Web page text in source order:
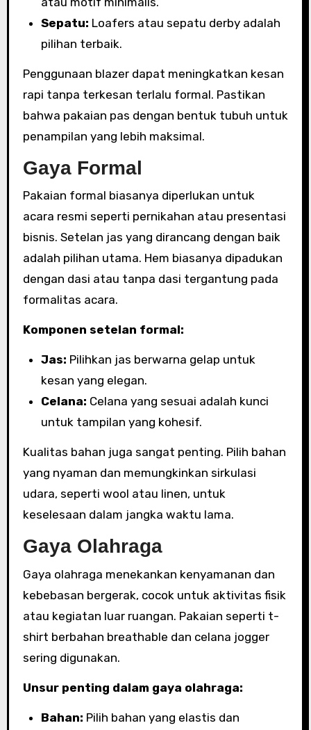
Sepatu: Loafers atau sepatu derby adalah
pilihan terbaik.
Penggunaan blazer dapat meningkatkan kesan
rapi tanpa terkesan terlalu formal. Pastikan
bahwa pakaian pas dengan bentuk tubuh untuk
penampilan yang lebih maksimal.
Gaya Formal
Pakaian formal biasanya diperlukan untuk
acara resmi seperti pernikahan atau presentasi
bisnis. Setelan jas yang dirancang dengan baik
adalah pilihan utama. Hem biasanya dipadukan
dengan dasi atau tanpa dasi tergantung pada
formalitas acara.
Komponen setelan formal:
Jas: Pilihkan jas berwarna gelap untuk
kesan yang elegan.
Celana: Celana yang sesuai adalah kunci
untuk tampilan yang kohesif.
Kualitas bahan juga sangat penting. Pilih bahan
yang nyaman dan memungkinkan sirkulasi
udara, seperti wool atau linen, untuk
keselesaan dalam jangka waktu lama.
Gaya Olahraga
Gaya olahraga menekankan kenyamanan dan
kebebasan bergerak, cocok untuk aktivitas fisik
atau kegiatan luar ruangan. Pakaian seperti t-
shirt berbahan breathable dan celana jogger
sering digunakan.
Unsur penting dalam gaya olahraga:
Bahan: Pilih bahan yang elastis dan